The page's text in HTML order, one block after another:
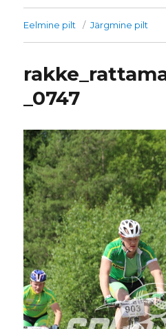
Eelmine pilt Järgmine pilt
_0747